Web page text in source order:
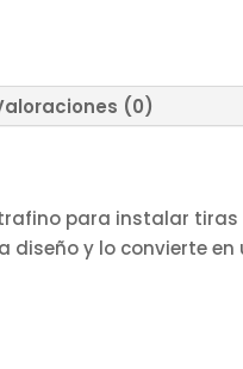
(0)
para instalar
diseño y lo convierte